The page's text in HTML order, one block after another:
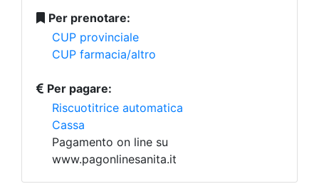
Per prenotare:
CUP provinciale
CUP farmacia/altro
Per pagare:
Riscuotitrice automatica
Cassa
Pagamento on line su
www.pagonlinesanita.it